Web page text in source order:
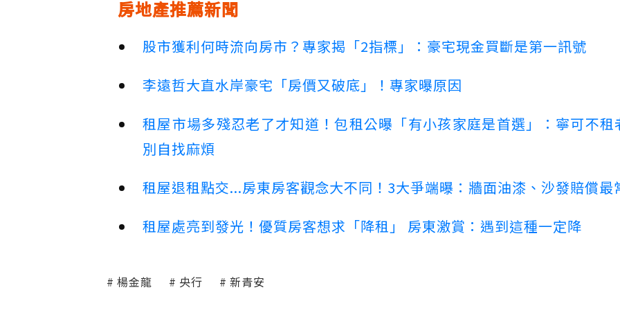
房地產推薦新聞
股市獲利何時流向房市？專家揭「2指標」：豪宅現金買斷是第一訊號
李遠哲大直水岸豪宅「房價又破底」！專家曝原因
租屋市場多殘忍老了才知道！包租公曝「有小孩家庭是首選」：寧可不租
別自找麻煩
租屋退租點交...房東房客觀念大不同！3大爭端曝：牆面油漆、沙發賠償最
租屋處亮到發光！優質房客想求「降租」 房東激賞：遇到這種一定降
楊金龍 央行 新青安